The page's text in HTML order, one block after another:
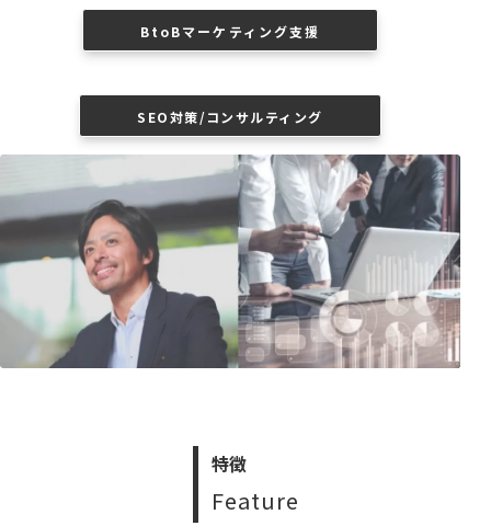
BtoBマーケティング支援
SEO対策/コンサルティング
特徴
Feature